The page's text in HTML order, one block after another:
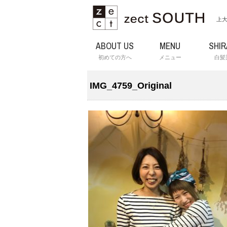
上
ABOUT US
初めての方へ
MENU
メニュー 白髪
IMG_4759_Original